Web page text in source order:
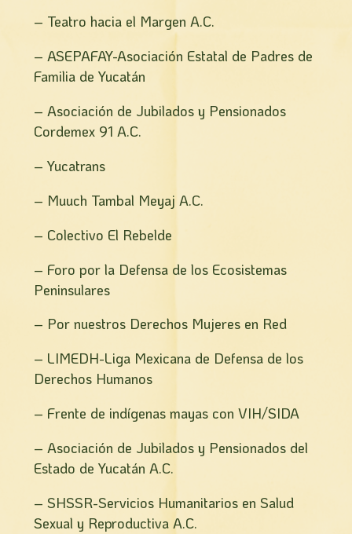
– Teatro hacia el Margen A.C.
– ASEPAFAY-Asociación Estatal de Padres de
Familia de Yucatán
– Asociación de Jubilados y Pensionados
Cordemex 91 A.C.
– Yucatrans
– Muuch Tambal Meyaj A.C.
– Colectivo El Rebelde
– Foro por la Defensa de los Ecosistemas
Peninsulares
– Por nuestros Derechos Mujeres en Red
– LIMEDH-Liga Mexicana de Defensa de los
Derechos Humanos
– Frente de indígenas mayas con VIH/SIDA
– Asociación de Jubilados y Pensionados del
Estado de Yucatán A.C.
– SHSSR-Servicios Humanitarios en Salud
Sexual y Reproductiva A.C.